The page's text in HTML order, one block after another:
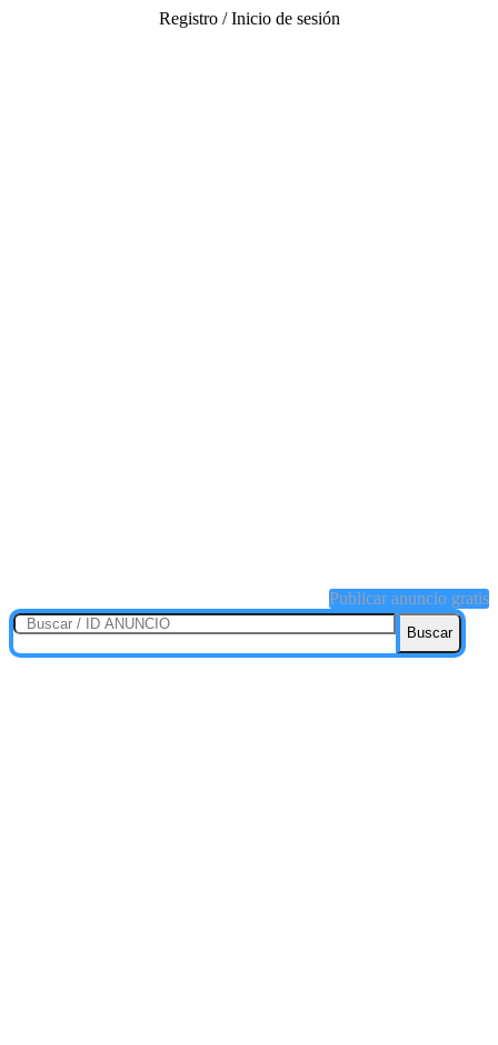
Registro / Inicio de sesión
Publicar anuncio gratis
Buscar